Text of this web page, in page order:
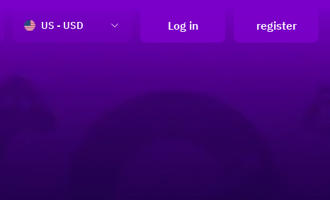
US - USD Log in register